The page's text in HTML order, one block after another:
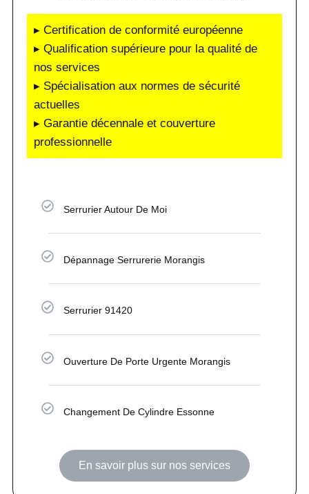
▸ Certification de conformité européenne
▸ Qualification supérieure pour la qualité de
nos services
▸ Spécialisation aux normes de sécurité
actuelles
▸ Garantie décennale et couverture
professionnelle
Serrurier Autour De Moi
Dépannage Serrurerie Morangis
Serrurier 91420
Ouverture De Porte Urgente Morangis
Changement De Cylindre Essonne
En savoir plus sur nos services